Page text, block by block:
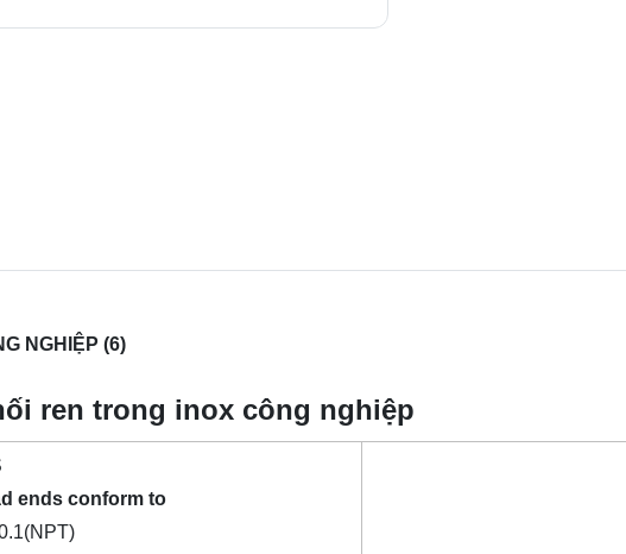
NGHIỆP (6)
ren trong inox công nghiệp
ends conform to